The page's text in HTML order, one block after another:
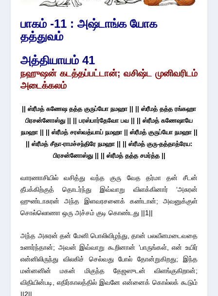
பாகம் -11 : அஷ்டாங்க யோக
தத்துவம்
அத்தியாயம் 41
நஹுஷன் கடத்தப்பட்டான்; வசிஷ்ட முனிவரிடம்
அடைக்கலம்
|| ஸ்ரீமத் கணேஷ தத்த குருப்யோ நமஹா || || ஸ்ரீமத் தத்த ரங்கஹா
பிரசன்னோஸ்து || || பரஸ்பார்தேவோ பவ || || ஸ்ரீமத் கணேஷாயே
நமஹா || || ஸ்ரீமத் சரஸ்வத்யாய் நமஹா || ஸ்ரீமத் குருப்யோ நமஹா ||
|| ஸ்ரீமத் சீதா-ராமச்சந்திரே நமஹா || || ஸ்ரீமத் குரு-தத்தாத்ரேய:
பிரசன்னோஸ்து || || ஸ்ரீமத் தத்த சமர்த்த ||
வாரணாசியில் வசித்து வந்த குரு வேத தர்மா தன் சீடன்
தீபக்கிற்குத் தொடர்ந்து இவ்வாறு விளக்கினார் ‘அசுரன்
ஹுண்டாசுரன் அந்த இளவரசனைக் கண்டான்; அவனுக்குள்
சொல்லொணா ஒரு அச்சம் குடி கொண்டது ||1||
அந்த அசுரன் தன் மேனி பொலிவிழந்து, தான் பலவீனமடைவதை
உணர்ந்தான்; அவன் இவ்வாறு கூறினான் ‘பாருங்கள், என் உயிர்
என்னிலிருந்து விலகிச் செல்வது போல் தோன்றுகிறது; இந்த
மன்னனின் மகன் மிகுந்த தேஜஸுடன் விளங்குகிறான்;
விதியின்படி, எதிர்காலத்தில் இவனே என்னைக் கொல்லக் கூடும்
||2||